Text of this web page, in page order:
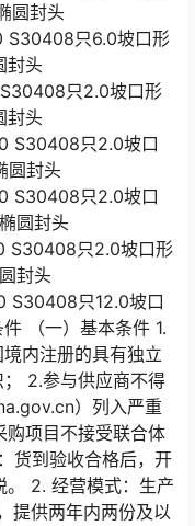
圆封头
只6.0坡口形
封头
只2.0坡口形
封头
S30408只2.0坡口
圆封头
S30408只2.0坡口
圆封头
S30408只2.0坡口形
封头
S30408只12.0坡口
（一）基本条件 1.
内注册的具有独立
2.参与供应商不得
）列入严重
项目不接受联合体
货到验收合格后，开
。 2. 经营模式：生产
提供两年内两份及以